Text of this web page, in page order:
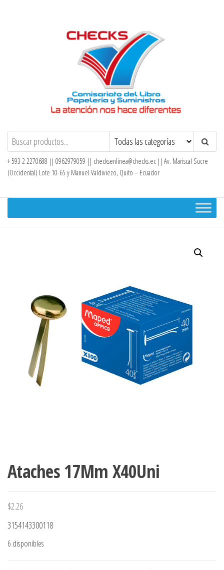
Checks – Tienda en Línea
+ 593 2 2270688 || 0962979059 || checksenlinea@checks.ec || Av. Mariscal Sucre
(Occidental) Lote 10-65 y Manuel Valdiviezo, Quito – Ecuador
Ataches 17Mm X40Uni
$2.26
3154143300118
6 disponibles